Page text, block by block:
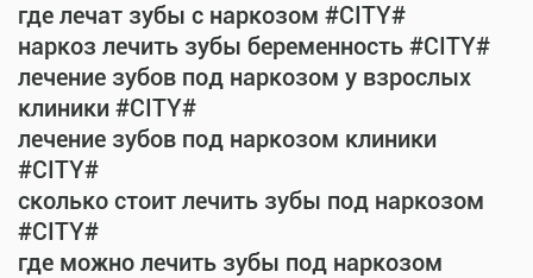
где лечат зубы с наркозом #CITY#
наркоз лечить зубы беременность #CITY#
лечение зубов под наркозом у взрослых
клиники #CITY#
лечение зубов под наркозом клиники
#CITY#
сколько стоит лечить зубы под наркозом
#CITY#
где можно лечить зубы под наркозом